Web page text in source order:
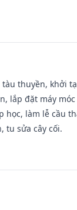
thuyền, khởi
lắp đặt máy
học, làm lễ cầu
tu sửa cây cối.